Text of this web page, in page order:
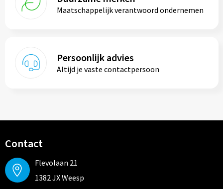
Maatschappelijk verantwoord ondernemen
Persoonlijk advies
Altijd je vaste contactpersoon
Contact
Flevolaan 21
1382 JX Weesp